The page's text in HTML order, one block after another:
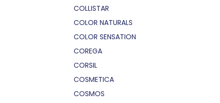
COLLISTAR
COLOR NATURALS
COLOR SENSATION
COREGA
CORSIL
COSMETICA
COSMOS